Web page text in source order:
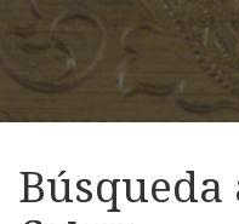
Búsqueda